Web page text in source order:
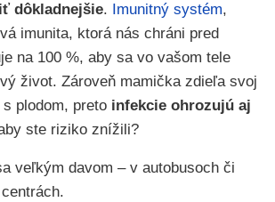
dôkladnejšie. Imunitný systém,
imunita, ktorá nás chráni pred
na 100 %, aby sa vo vašom tele
život. Zároveň mamička zdieľa svoj
plodom, preto infekcie ohrozujú aj
ste riziko znížili?
veľkým davom – v autobusoch či